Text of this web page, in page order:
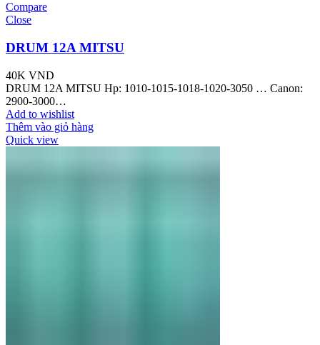
Compare
Close
DRUM 12A MITSU
40K VND
DRUM 12A MITSU Hp: 1010-1015-1018-1020-3050 … Canon:
2900-3000…
Add to wishlist
Thêm vào giỏ hàng
Quick view